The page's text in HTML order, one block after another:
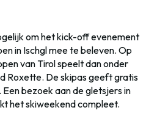
om het kick-off evenement
in Ischgl mee te beleven. Op
van Tirol speelt dan onder
Roxette. De skipas geeft gratis
bezoek aan de gletsjers in
het skiweekend compleet.